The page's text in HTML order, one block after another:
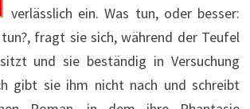
verlässlich ein. Was tun, oder besser:
fragt sie sich, während der Teufel
und sie beständig in Versuchung
gibt sie ihm nicht nach und schreibt